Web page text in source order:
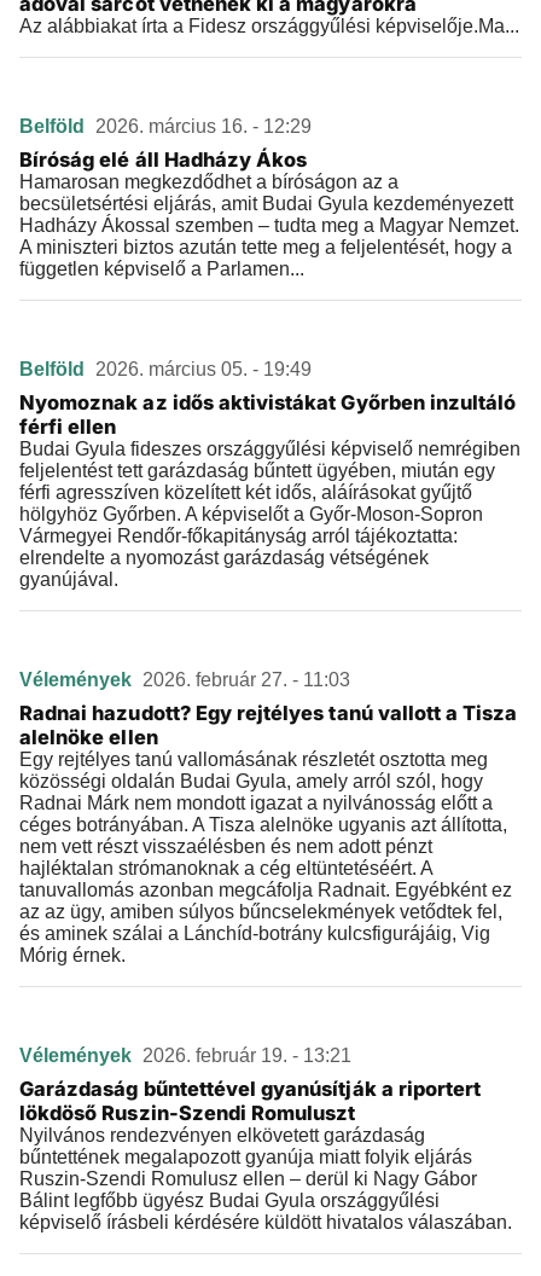
Az alábbiakat írta a Fidesz országgyűlési képviselője.Ma...
Belföld 2026. március 16. - 12:29
Bíróság elé áll Hadházy Ákos
Hamarosan megkezdődhet a bíróságon az a
becsületsértési eljárás, amit Budai Gyula kezdeményezett
Hadházy Ákossal szemben – tudta meg a Magyar Nemzet.
A miniszteri biztos azután tette meg a feljelentését, hogy a
független képviselő a Parlamen...
Belföld 2026. március 05. - 19:49
Nyomoznak az idős aktivistákat Győrben inzultáló
férfi ellen
Budai Gyula fideszes országgyűlési képviselő nemrégiben
feljelentést tett garázdaság bűntett ügyében, miután egy
férfi agresszíven közelített két idős, aláírásokat gyűjtő
hölgyhöz Győrben. A képviselőt a Győr-Moson-Sopron
Vármegyei Rendőr-főkapitányság arról tájékoztatta:
elrendelte a nyomozást garázdaság vétségének
gyanújával.
Vélemények 2026. február 27. - 11:03
Radnai hazudott? Egy rejtélyes tanú vallott a Tisza
alelnöke ellen
Egy rejtélyes tanú vallomásának részletét osztotta meg
közösségi oldalán Budai Gyula, amely arról szól, hogy
Radnai Márk nem mondott igazat a nyilvánosság előtt a
céges botrányában. A Tisza alelnöke ugyanis azt állította,
nem vett részt visszaélésben és nem adott pénzt
hajléktalan strómanoknak a cég eltüntetéséért. A
tanuvallomás azonban megcáfolja Radnait. Egyébként ez
az az ügy, amiben súlyos bűncselekmények vetődtek fel,
és aminek szálai a Lánchíd-botrány kulcsfigurájáig, Vig
Mórig érnek.
Vélemények 2026. február 19. - 13:21
Garázdaság bűntettével gyanúsítják a riportert
lökdöső Ruszin-Szendi Romuluszt
Nyilvános rendezvényen elkövetett garázdaság
bűntettének megalapozott gyanúja miatt folyik eljárás
Ruszin-Szendi Romulusz ellen – derül ki Nagy Gábor
Bálint legfőbb ügyész Budai Gyula országgyűlési
képviselő írásbeli kérdésére küldött hivatalos válaszában.